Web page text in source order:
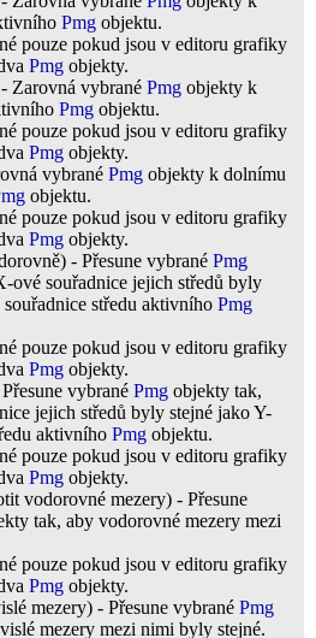
Pmg objektu.
pouze pokud jsou v editoru grafiky
Pmg objekty.
Zarovná vybrané Pmg objekty k
Pmg objektu.
pouze pokud jsou v editoru grafiky
Pmg objekty.
vybrané Pmg objekty k dolnímu
objektu.
pouze pokud jsou v editoru grafiky
Pmg objekty.
- Přesune vybrané Pmg
ové souřadnice jejich středů byly
středu aktivního Pmg
pouze pokud jsou v editoru grafiky
Pmg objekty.
vybrané Pmg objekty tak,
jejich středů byly stejné jako Y-
aktivního Pmg objektu.
pouze pokud jsou v editoru grafiky
Pmg objekty.
vodorovné mezery) - Přesune
tak, aby vodorovné mezery mezi
pouze pokud jsou v editoru grafiky
Pmg objekty.
mezery) - Přesune vybrané Pmg
mezery mezi nimi byly stejné.